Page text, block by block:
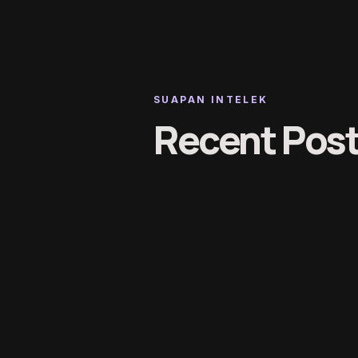
SUAPAN INTELEK
Recent